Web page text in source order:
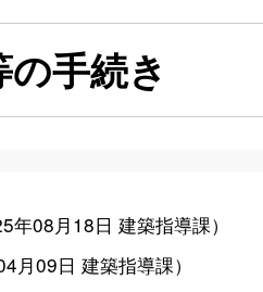
手続き
年08月18日 建築指導課）
月09日 建築指導課）